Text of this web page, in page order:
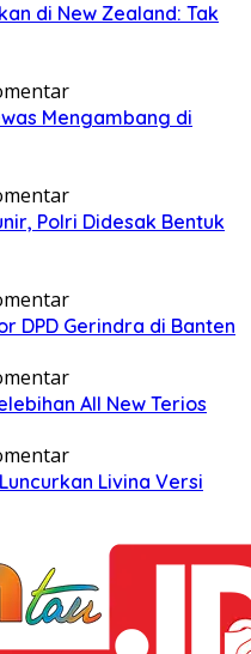
di New Zealand: Tak
Mengambang di
Polri Didesak Bentuk
DPD Gerindra di Banten
All New Terios
Livina Versi